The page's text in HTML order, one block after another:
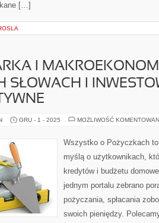
[…]
I
SŁOWACH I
GRU - 1 - 2025 MOŻLIWOŚĆ
Wszystko o Pożyczkach
myślą o użytkownikach,
kredytów i budżetu
jednym portalu zebrano
pożyczania, spłacania
swoich pieniędzy.